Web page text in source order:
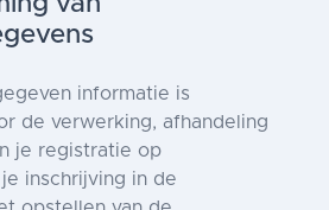
informatie is
de verwerking, afhandeling
je registratie op
je inschrijving in de